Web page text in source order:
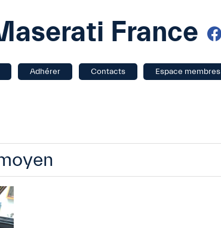
France
Adhérer Contacts Espace membres